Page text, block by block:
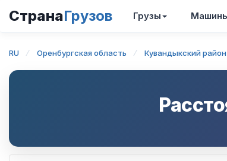
СтранаГрузов Грузы
RU Оренбургская область Кувандыкский район